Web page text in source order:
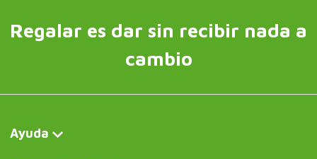
Regalar es dar sin recibir nada a
cambio
Ayuda